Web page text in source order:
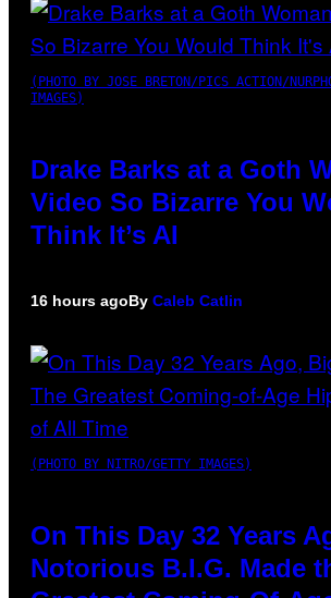
(PHOTO BY JOSE BRETON/PICS ACTION/
IMAGES)
Drake Barks at a Goth
Video So Bizarre You
Think It’s AI
16 hours agoBy Caleb Catlin
(PHOTO BY NITRO/GETTY IMAGES)
On This Day 32 Years
Notorious B.I.G. Made